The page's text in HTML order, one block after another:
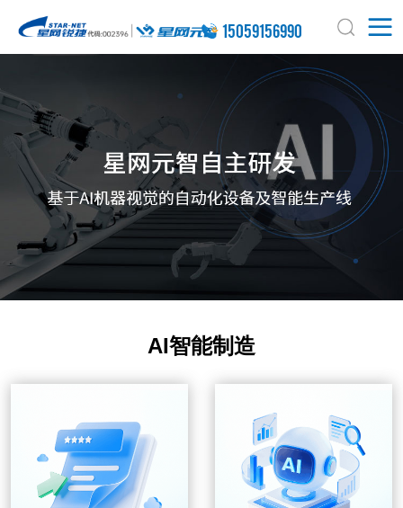
15059156990
AI智能制造